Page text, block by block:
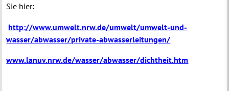
Sie hier:
http://www.umwelt.nrw.de/umwelt/umwelt-und-
wasser/abwasser/private-abwasserleitungen/
www.lanuv.nrw.de/wasser/abwasser/dichtheit.htm